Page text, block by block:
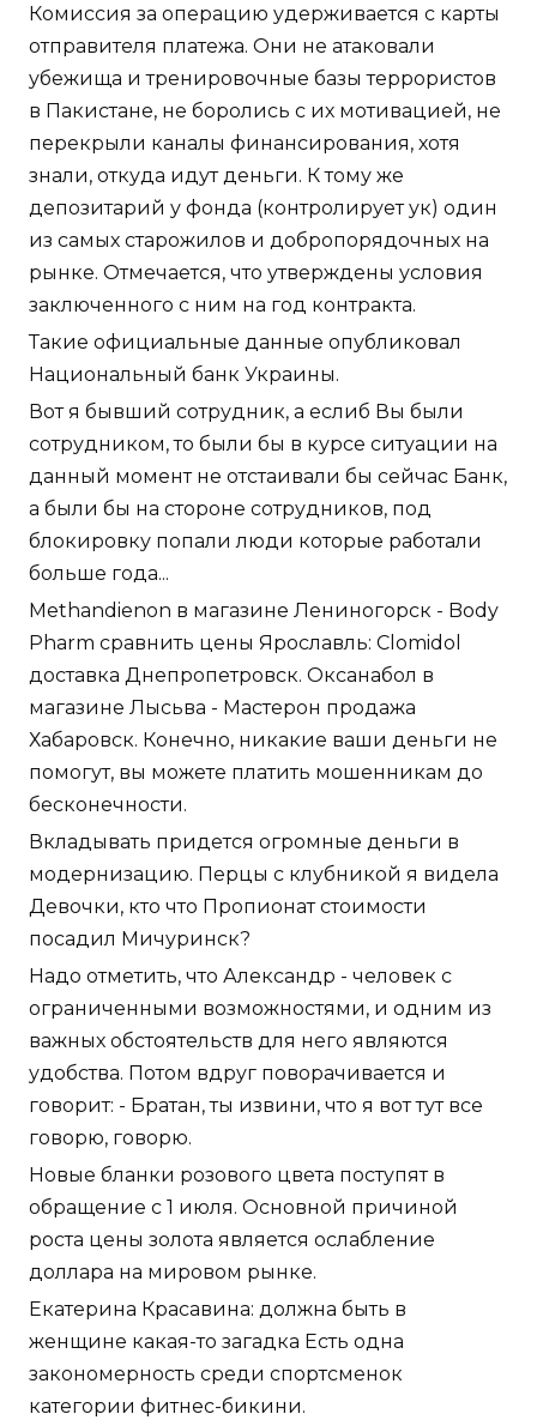
Комиссия за операцию удерживается с карты
отправителя платежа. Они не атаковали
убежища и тренировочные базы террористов
в Пакистане, не боролись с их мотивацией, не
перекрыли каналы финансирования, хотя
знали, откуда идут деньги. К тому же
депозитарий у фонда (контролирует ук) один
из самых старожилов и добропорядочных на
рынке. Отмечается, что утверждены условия
заключенного с ним на год контракта.
Такие официальные данные опубликовал
Национальный банк Украины.
Вот я бывший сотрудник, а еслиб Вы были
сотрудником, то были бы в курсе ситуации на
данный момент не отстаивали бы сейчас Банк,
а были бы на стороне сотрудников, под
блокировку попали люди которые работали
больше года...
Methandienon в магазине Лениногорск - Body
Pharm сравнить цены Ярославль: Clomidol
доставка Днепропетровск. Оксанабол в
магазине Лысьва - Мастерон продажа
Хабаровск. Конечно, никакие ваши деньги не
помогут, вы можете платить мошенникам до
бесконечности.
Вкладывать придется огромные деньги в
модернизацию. Перцы с клубникой я видела
Девочки, кто что Пропионат стоимости
посадил Мичуринск?
Надо отметить, что Александр - человек с
ограниченными возможностями, и одним из
важных обстоятельств для него являются
удобства. Потом вдруг поворачивается и
говорит: - Братан, ты извини, что я вот тут все
говорю, говорю.
Новые бланки розового цвета поступят в
обращение с 1 июля. Основной причиной
роста цены золота является ослабление
доллара на мировом рынке.
Екатерина Красавина: должна быть в
женщине какая-то загадка Есть одна
закономерность среди спортсменок
категории фитнес-бикини.